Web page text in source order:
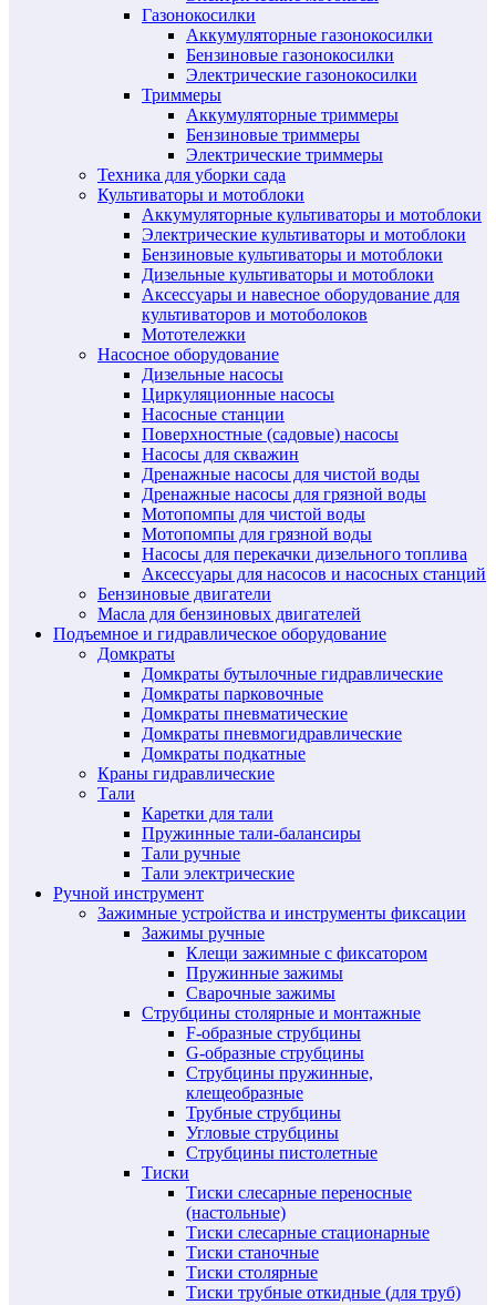
Газонокосилки
Аккумуляторные газонокосилки
Бензиновые газонокосилки
Электрические газонокосилки
Триммеры
Аккумуляторные триммеры
Бензиновые триммеры
Электрические триммеры
Техника для уборки сада
Культиваторы и мотоблоки
Аккумуляторные культиваторы и мотоблоки
Электрические культиваторы и мотоблоки
Бензиновые культиваторы и мотоблоки
Дизельные культиваторы и мотоблоки
Аксессуары и навесное оборудование для
культиваторов и мотоболоков
Мототележки
Насосное оборудование
Дизельные насосы
Циркуляционные насосы
Насосные станции
Поверхностные (садовые) насосы
Насосы для скважин
Дренажные насосы для чистой воды
Дренажные насосы для грязной воды
Мотопомпы для чистой воды
Мотопомпы для грязной воды
Насосы для перекачки дизельного топлива
Аксессуары для насосов и насосных станций
Бензиновые двигатели
Масла для бензиновых двигателей
Подъемное и гидравлическое оборудование
Домкраты
Домкраты бутылочные гидравлические
Домкраты парковочные
Домкраты пневматические
Домкраты пневмогидравлические
Домкраты подкатные
Краны гидравлические
Тали
Каретки для тали
Пружинные тали-балансиры
Тали ручные
Тали электрические
Ручной инструмент
Зажимные устройства и инструменты фиксации
Зажимы ручные
Клещи зажимные с фиксатором
Пружинные зажимы
Сварочные зажимы
Струбцины столярные и монтажные
F-образные струбцины
G-образные струбцины
Струбцины пружинные,
клещеобразные
Трубные струбцины
Угловые струбцины
Струбцины пистолетные
Тиски
Тиски слесарные переносные
(настольные)
Тиски слесарные стационарные
Тиски станочные
Тиски столярные
Тиски трубные откидные (для труб)